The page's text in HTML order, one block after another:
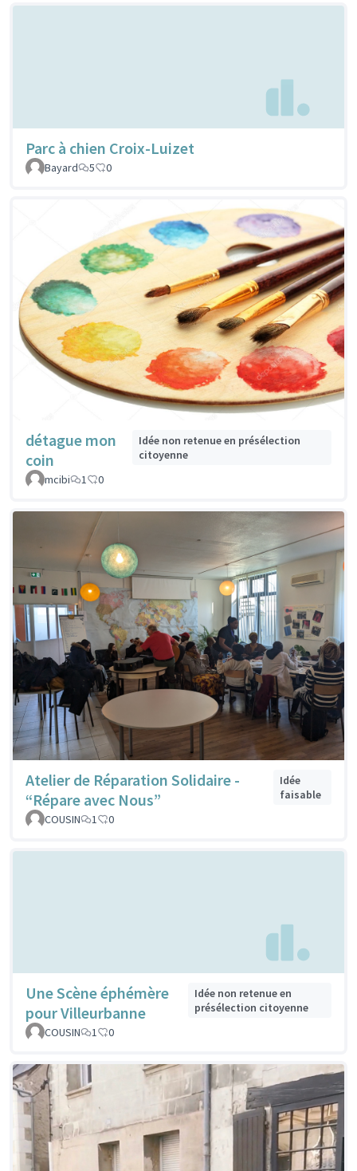
Parc à chien Croix-Luizet
Bayard 5 0
détague mon
coin
Idée non retenue en présélection
citoyenne
mcibi
1 0
Atelier de Réparation Solidaire -
“Répare avec Nous”
Idée
faisable
COUSIN
1 0
Une Scène éphémère
pour Villeurbanne
Idée non retenue en
présélection citoyenne
COUSIN
1 0